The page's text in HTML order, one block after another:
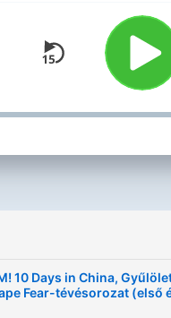
Hanna)
10 Days in China,
Fear-tévésorozat